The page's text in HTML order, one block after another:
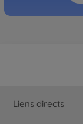
Liens directs